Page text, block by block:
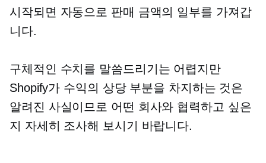
시작되면 자동으로 판매 금액의 일부를 가져갑
니다.
구체적인 수치를 말씀드리기는 어렵지만
Shopify가 수익의 상당 부분을 차지하는 것은
알려진 사실이므로 어떤 회사와 협력하고 싶은
지 자세히 조사해 보시기 바랍니다.